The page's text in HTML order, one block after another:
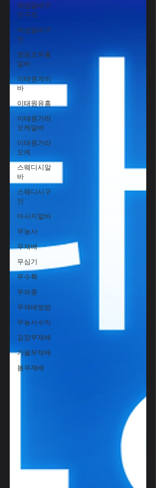
여성알바구
인구직
여성알바구
인
영등포유흥
알바
이태원게이
바
이태원유흥
이태원가라
오케알바
이태원가라
오케
스웨디시알
바
스웨디시구
인
마사지알바
무농사
무재배
무심기
무수확
무파종
무재배방법
무농사수익
김장무재배
가을무재배
봄무재배